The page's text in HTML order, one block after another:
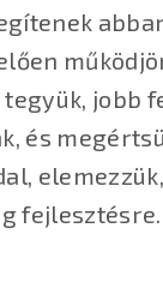
jobb
és
fejlesztésre.